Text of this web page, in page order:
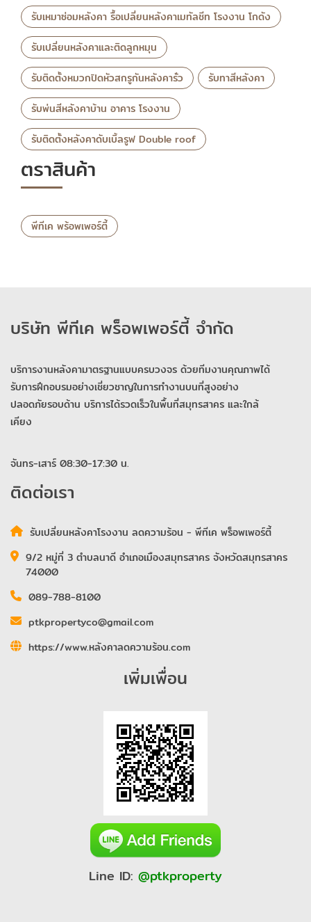
รับเหมาซ่อมหลังคา รื้อเปลี่ยนหลังคาเมทัลชีท โรงงาน โกดัง
รับเปลี่ยนหลังคาและติดลูกหมุน
รับติดตั้งหมวกปิดหัวสกรูกันหลังคารั่ว
รับทาสีหลังคา
รับพ่นสีหลังคาบ้าน อาคาร โรงงาน
รับติดตั้งหลังคาดับเบิ้ลรูฟ Double roof
ตราสินค้า
พีทีเค พร้อพเพอร์ตี้
บริษัท พีทีเค พร็อพเพอร์ตี้ จำกัด
บริการงานหลังคามาตรฐานแบบครบวงจร ด้วยทีมงานคุณภาพได้
รับการฝึกอบรมอย่างเชี่ยวชาญในการทำงานบนที่สูงอย่าง
ปลอดภัยรอบด้าน บริการได้รวดเร็วในพื้นที่สมุทรสาคร และใกล้
เคียง
จันทร-เสาร์ 08:30-17:30 น.
ติดต่อเรา
รับเปลี่ยนหลังคาโรงงาน ลดความร้อน - พีทีเค พร็อพเพอร์ตี้
9/2 หมู่ที่ 3 ตำบลนาดี อำเภอเมืองสมุทรสาคร จังหวัดสมุทรสาคร
74000
089-788-8100
ptkpropertyco@gmail.com
https://www.หลังคาลดความร้อน.com
เพิ่มเพื่อน
Line ID: @ptkproperty